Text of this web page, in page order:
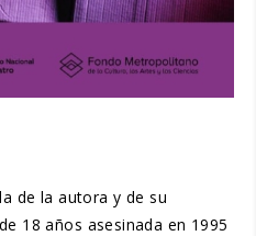
de la autora y de su
18 años asesinada en 1995